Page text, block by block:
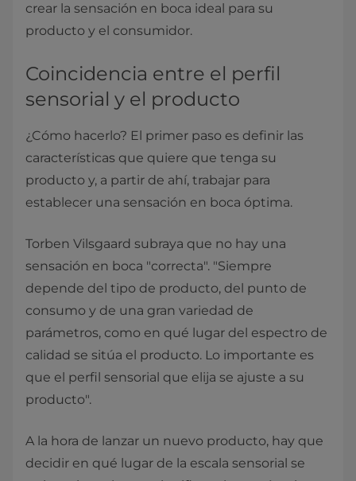
crear la sensación en boca ideal para su
producto y el consumidor.
Coincidencia entre el perfil
sensorial y el producto
¿Cómo hacerlo? El primer paso es definir las
características que quiere que tenga su
producto y, a partir de ahí, trabajar para
establecer una sensación en boca óptima.
Torben Vilsgaard subraya que no hay una
sensación en boca "correcta". "Siempre
depende del tipo de producto, del punto de
consumo y de una gran variedad de
parámetros, como en qué lugar del espectro de
calidad se sitúa el producto. Lo importante es
que el perfil sensorial que elija se ajuste a su
producto".
A la hora de lanzar un nuevo producto, hay que
decidir en qué lugar de la escala sensorial se